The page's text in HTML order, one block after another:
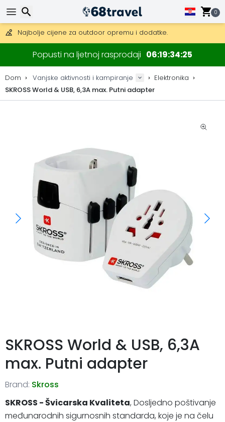
0
Mogućnost slanja DHL Expressom (dostava unutar 24 sata)
30 dana za povrat, 90 dana za drvene karte i dekoracije.
Najbolje cijene za outdoor opremu i dodatke.
Popusti na ljetnoj rasprodaji 06 19 34 25
Dom Vanjske aktivnosti i kampiranje
Elektronika
SKROSS World & USB, 6,3A max. Putni adapter
SKROSS World & USB, 6,3A
max. Putni adapter
Brand: Skross
SKROSS - Švicarska Kvaliteta, Dosljedno poštivanje
međunarodnih sigurnosnih standarda, koje je na čelu
Traži